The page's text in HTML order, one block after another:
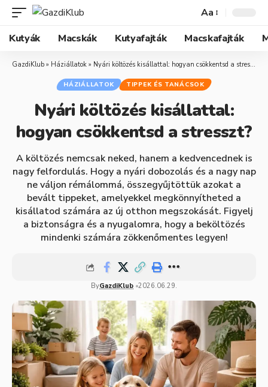
Aa
Kutyák
Macskák Kutyafajták Macskafajták
GazdiKlub » Háziállatok » Nyári költözés kisállattal: hogyan csökkentsd a stresszt?
HÁZIÁLLATOK TIPPEK ÉS TANÁCSOK
Nyári költözés kisállattal:
hogyan csökkentsd a stresszt?
A költözés nemcsak neked, hanem a kedvencednek is
nagy felfordulás. Hogy a nyári dobozolás és a nagy nap
ne váljon rémálommá, összegyűjtöttük azokat a
bevált tippeket, amelyekkel megkönnyítheted a
kisállatod számára az új otthon megszokását. Figyelj
a biztonságra és a nyugalomra, hogy a beköltözés
mindenki számára zökkenőmentes legyen!
ByGazdiKlub 2026.06.29.